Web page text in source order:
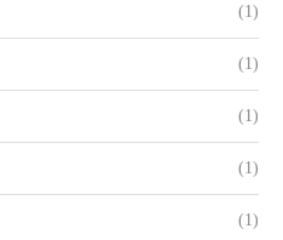
(1)
(1)
(1)
(1)
(1)